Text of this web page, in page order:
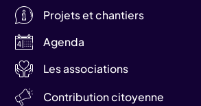
Projets et chantiers
Agenda
Les associations
Contribution citoyenne